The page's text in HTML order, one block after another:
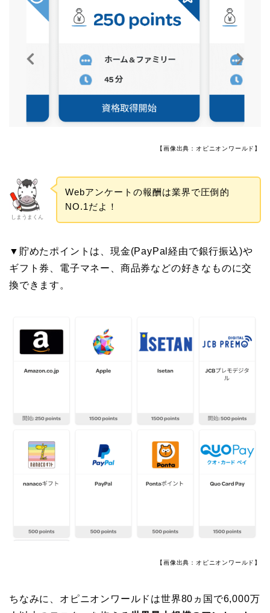
【画像出典：オピニオンワールド】
しまうまくん
Webアンケートの報酬は業界で圧倒的
NO.1だよ！
▼貯めたポイントは、現金(PayPal経由で銀行振込)や
ギフト券、電子マネー、商品券などの好きなものに交
換できます。
【画像出典：オピニオンワールド】
ちなみに、オピニオンワールドは世界80ヵ国で6,000万